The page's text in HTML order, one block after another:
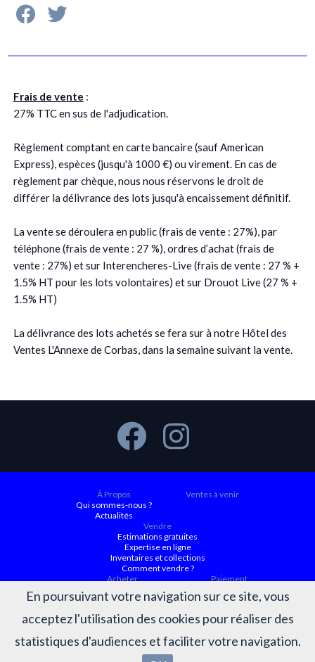
En poursuivant votre navigation sur ce site, vous
acceptez l'utilisation des cookies pour réaliser des
statistiques d'audiences et faciliter votre navigation.
Frais de vente :
27% TTC en sus de l'adjudication.
Règlement comptant en carte bancaire (sauf American
Express), espèces (jusqu'à 1000 €) ou virement. En cas de
règlement par chèque, nous nous réservons le droit de
différer la délivrance des lots jusqu'à encaissement définitif.
La vente se déroulera en public (frais de vente : 27%), par
téléphone (frais de vente : 27 %), ordres d’achat (frais de
vente : 27%) et sur Interencheres-Live (frais de vente : 27 % +
1.5% HT pour les lots volontaires) et sur Drouot Live (27 % +
1.5% HT)
La délivrance des lots achetés se fera sur à notre Hôtel des
Ventes L'Annexe de Corbas, dans la semaine suivant la vente.
À Propos
Qui sommes-nous ?
Actualités
Ventes à venir
Vendre
Estimations gratuites
Expertise en ligne
Inventaires et collections
Comment vendre ?
Acheter
Ordre d'achat
Paiement
Résultats
Résultats des ventes
Judiciaire ACTAURA